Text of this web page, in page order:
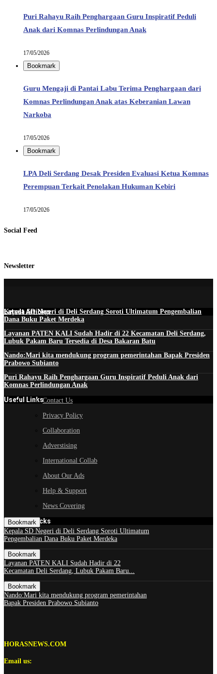
Puri Rahayu Raih Penghargaan Guru Inspiratif Peduli
Anak dari Komnas Perlindungan Anak
17/05/2026
Bookmark
Guru Mengaji di Pantai Labu Terima Penghargaan dari
Komnas Perlindungan Anak atas Keberanian Lawan
Narkoba
17/05/2026
Bookmark
LPA Deli Serdang Desak Presiden Evaluasi Ketua Komnas
Perempuan Terkait Penolakan Hukuman Kebiri
17/05/2026
Social Feed
Newsletter
Latest Articles
Kepala SD Negeri di Deli Serdang Soroti Ultimatum Pengembalian
Dana Buku Paket Merdeka
Layanan PATEN KALI Sudah Hadir di 22 Kecamatan Deli Serdang,
Lubuk Pakam Baru Tersedia di Desa Bakaran Batu
Nando:Mari kita mendukung program pemerintahan Bapak Presiden
Prabowo Subianto
Puri Rahayu Raih Penghargaan Guru Inspiratif Peduli Anak dari
Komnas Perlindungan Anak
Useful LinksContact Us
Privacy Policy
Collaboration
Adverstising
International Collab
About Our Ads
Help & Support
News Covering
GOOGLE Picks
Bookmark
Kepala SD Negeri di Deli Serdang Soroti Ultimatum
Pengembalian Dana Buku Paket Merdeka
Bookmark
Layanan PATEN KALI Sudah Hadir di 22
Kecamatan Deli Serdang, Lubuk Pakam Baru...
Bookmark
Nando:Mari kita mendukung program pemerintahan
Bapak Presiden Prabowo Subianto
HORASNEWS.COM
Email us: